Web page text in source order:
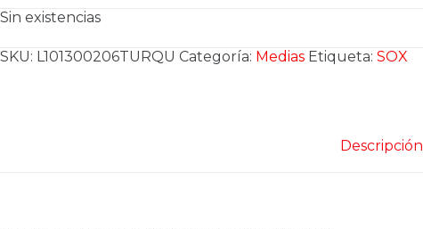
Sin existencias
SKU: L101300206TURQU Categoría: Medias Etiqueta: SOX
Descripción